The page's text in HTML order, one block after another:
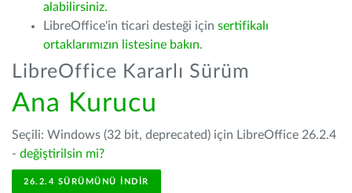
alabilirsiniz.
LibreOffice'in ticari desteği için sertifikalı
ortaklarımızın listesine bakın.
LibreOffice Kararlı Sürüm
Ana Kurucu
Seçili: Windows (32 bit, deprecated) için LibreOffice 26.2.4
- değiştirilsin mi?
26.2.4 SÜRÜMÜNÜ İNDIR